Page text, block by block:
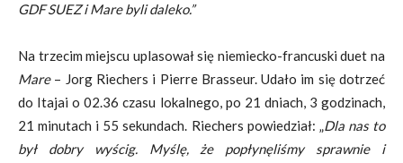
GDF SUEZ i Mare byli daleko.”
Na trzecim miejscu uplasował się niemiecko-francuski duet na
Mare– Jorg Riechers i Pierre Brasseur. Udało im się dotrzeć
do Itajai o 02.36 czasu lokalnego, po 21 dniach, 3 godzinach,
21 minutach i 55 sekundach. Riechers powiedział: „Dla nas to
był dobry wyścig.
Myślę, że popłynęliśmy sprawnie i